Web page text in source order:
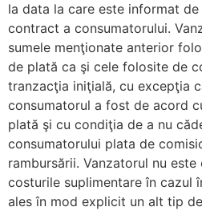
la data la care este informat
contract a consumatorului.
sumele menţionate anterior
de plată ca şi cele folosite de
tranzacţia iniţială, cu excepţia
consumatorul a fost de acord
plată şi cu condiţia de a nu
consumatorului plata de
rambursării. Vanzatorul nu
costurile suplimentare în cazul
ales în mod explicit un alt tip